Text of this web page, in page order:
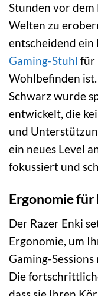
Stunden vor
Welten zu
entscheidend
Gaming-Stuhl für
Wohlbefinden
Schwarz wurde
entwickelt, die
und
ein neues Level
fokussiert und
Ergonomie
Der Razer Enki
Ergonomie, um
Gaming-
Die